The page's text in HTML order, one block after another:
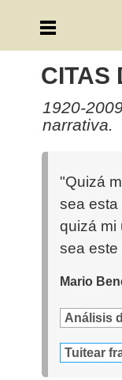
CITAS
1920-
narrativa.
"Quizá
sea esta
quizá mi
sea este
Mario
Análisis
Tuitear